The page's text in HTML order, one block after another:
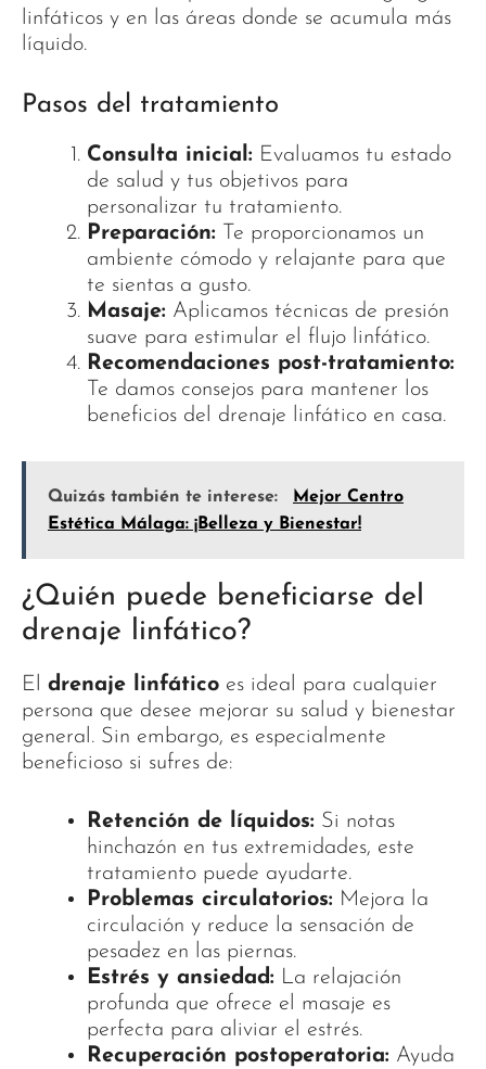
linfáticos y en las áreas donde se acumula más
líquido.
Pasos del tratamiento
Consulta inicial: Evaluamos tu estado
de salud y tus objetivos para
personalizar tu tratamiento.
Preparación: Te proporcionamos un
ambiente cómodo y relajante para que
te sientas a gusto.
Masaje: Aplicamos técnicas de presión
suave para estimular el flujo linfático.
Recomendaciones post-tratamiento:
Te damos consejos para mantener los
beneficios del drenaje linfático en casa.
Quizás también te interese:
Mejor Centro
Estética Málaga: ¡Belleza y Bienestar!
¿Quién puede beneficiarse del
drenaje linfático?
El drenaje linfático es ideal para cualquier
persona que desee mejorar su salud y bienestar
general. Sin embargo, es especialmente
beneficioso si sufres de:
Retención de líquidos: Si notas
hinchazón en tus extremidades, este
tratamiento puede ayudarte.
Problemas circulatorios: Mejora la
circulación y reduce la sensación de
pesadez en las piernas.
Estrés y ansiedad: La relajación
profunda que ofrece el masaje es
perfecta para aliviar el estrés.
Recuperación postoperatoria: Ayuda